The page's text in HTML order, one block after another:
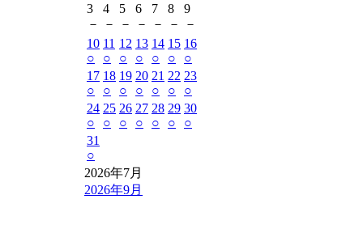
3
－
4
－
5
－
6
－
7
－
8
－
9
－
10
○
11
○
12
○
13
○
14
○
15
○
16
○
17
○
18
○
19
○
20
○
21
○
22
○
23
○
24
○
25
○
26
○
27
○
28
○
29
○
30
○
31
○
2026年7月
2026年9月